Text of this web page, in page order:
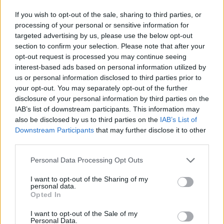
If you wish to opt-out of the sale, sharing to third parties, or
processing of your personal or sensitive information for
targeted advertising by us, please use the below opt-out
section to confirm your selection. Please note that after your
opt-out request is processed you may continue seeing
interest-based ads based on personal information utilized by
us or personal information disclosed to third parties prior to
your opt-out. You may separately opt-out of the further
disclosure of your personal information by third parties on the
IAB’s list of downstream participants. This information may
also be disclosed by us to third parties on the IAB’s List of
Downstream Participants that may further disclose it to other
Please note that this website/app uses one or more Google
not limited to your visit or usage behaviour. You may click to
grant or deny consent to Google and its third-party tags to
use your data for below specified purposes in below Google
consent section.
Personal Data Processing Opt Outs
I want to opt-out of the Sharing of my
personal data.
Opted In
I want to opt-out of the Sale of my
Personal Data.
illetve aki a közügyek gyakorlásától eltiltó
jogerős ítélet hatálya alatt áll
HIRDETÉS
– áll a Nemzeti Választási Iroda tájékoztatójában.
választókerületi választási iroda (OEVI) által